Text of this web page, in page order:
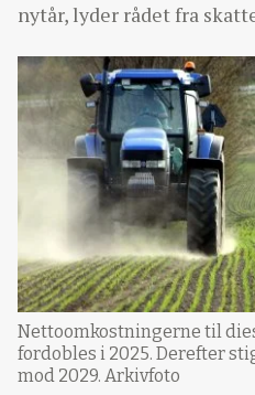
nytår, lyder rådet fra
Nettoomkostningerne til
fordobles i 2025. Derefter
mod 2029. Arkivfoto